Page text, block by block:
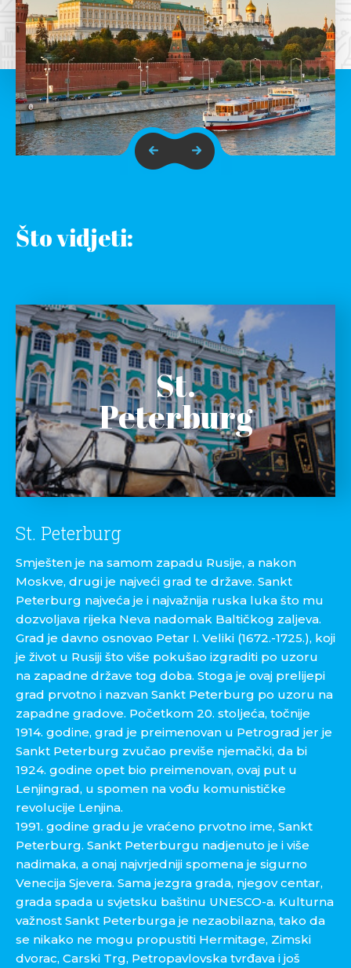
Što vidjeti:
St.
Peterburg
St. Peterburg
Smješten je na samom zapadu Rusije, a nakon
Moskve, drugi je najveći grad te države. Sankt
Peterburg najveća je i najvažnija ruska luka što mu
dozvoljava rijeka Neva nadomak Baltičkog zaljeva.
Grad je davno osnovao Petar I. Veliki (1672.-1725.), koji
je život u Rusiji što više pokušao izgraditi po uzoru
na zapadne države tog doba. Stoga je ovaj prelijepi
grad prvotno i nazvan Sankt Peterburg po uzoru na
zapadne gradove. Početkom 20. stoljeća, točnije
1914. godine, grad je preimenovan u Petrograd jer je
Sankt Peterburg zvučao previše njemački, da bi
1924. godine opet bio preimenovan, ovaj put u
Lenjingrad, u spomen na vođu komunističke
revolucije Lenjina.
1991. godine gradu je vraćeno prvotno ime, Sankt
Peterburg. Sankt Peterburgu nadjenuto je i više
nadimaka, a onaj najvrjedniji spomena je sigurno
Venecija Sjevera. Sama jezgra grada, njegov centar,
grada spada u svjetsku baštinu UNESCO-a. Kulturna
važnost Sankt Peterburga je nezaobilazna, tako da
se nikako ne mogu propustiti Hermitage, Zimski
dvorac, Carski Trg, Petropavlovska tvrđava i još